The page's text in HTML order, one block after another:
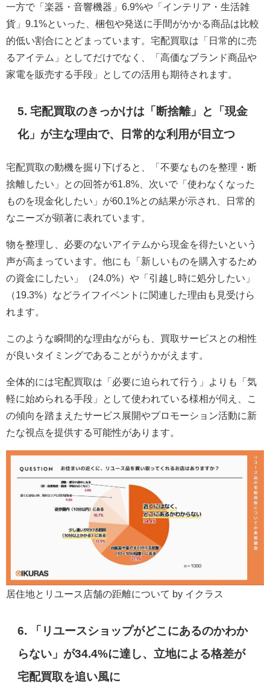
一方で「楽器・音響機器」6.9%や「インテリア・生活雑
貨」9.1%といった、梱包や発送に手間がかかる商品は比較
的低い割合にとどまっています。宅配買取は「日常的に売
るアイテム」としてだけでなく、「高価なブランド商品や
家電を販売する手段」としての活用も期待されます。
5. 宅配買取のきっかけは「断捨離」と「現金
化」が主な理由で、日常的な利用が目立つ
宅配買取の動機を掘り下げると、「不要なものを整理・断
捨離したい」との回答が61.8%、次いで「使わなくなった
ものを現金化したい」が60.1%との結果が示され、日常的
なニーズが顕著に表れています。
物を整理し、必要のないアイテムから現金を得たいという
声が高まっています。他にも「新しいものを購入するため
の資金にしたい」（24.0%）や「引越し時に処分したい」
（19.3%）などライフイベントに関連した理由も見受けら
れます。
このような瞬間的な理由ながらも、買取サービスとの相性
が良いタイミングであることがうかがえます。
全体的には宅配買取は「必要に迫られて行う」よりも「気
軽に始められる手段」として使われている様相が伺え、こ
の傾向を踏まえたサービス展開やプロモーション活動に新
たな視点を提供する可能性があります。
居住地とリユース店舗の距離について by イクラス
6. 「リユースショップがどこにあるのかわか
らない」が34.4%に達し、立地による格差が
宅配買取を追い風に